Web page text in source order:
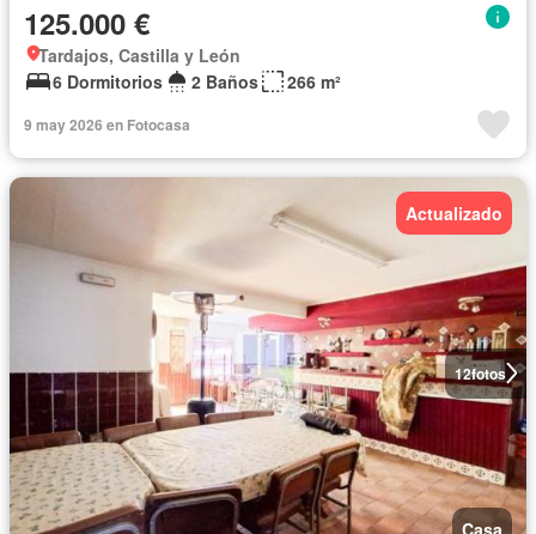
125.000 €
Tardajos, Castilla y León
6 Dormitorios
2 Baños 266 m²
9 may 2026 en Fotocasa
12fotos
Actualizado
Casa